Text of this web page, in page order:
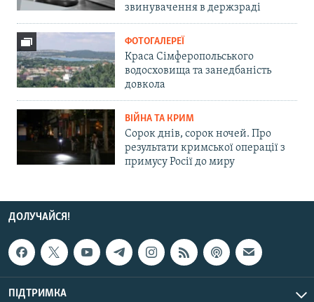
звинувачення в держзраді
ФОТОГАЛЕРЕЇ
Краса Сімферопольського
водосховища та занедбаність
довкола
ВІЙНА ТА КРИМ
Сорок днів, сорок ночей. Про
результати кримської операції з
примусу Росії до миру
ДОЛУЧАЙСЯ!
ПІДТРИМКА